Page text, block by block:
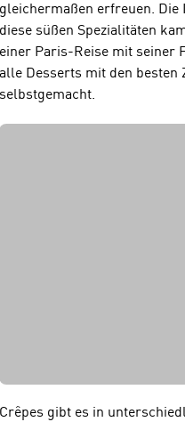
gleichermaßen erfreuen. Die
diese süßen Spezialitäten
einer Paris-Reise mit seiner
alle Desserts mit den besten
selbstgemacht.
Crêpes gibt es in